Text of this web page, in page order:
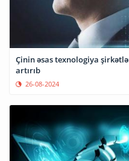
Çinin əsas texnologiya
artırıb
26-08-2024